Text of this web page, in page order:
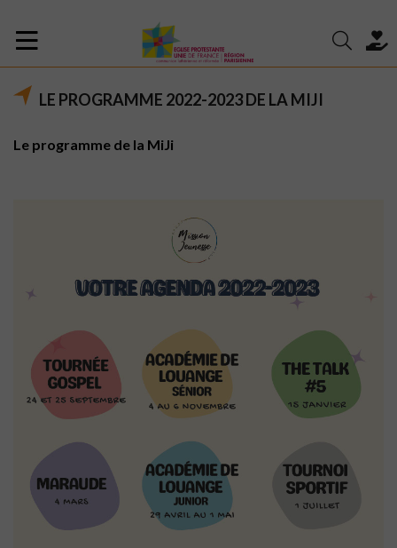
LE PROGRAMME 2022-2023 DE LA MIJI
Le programme de la MiJi